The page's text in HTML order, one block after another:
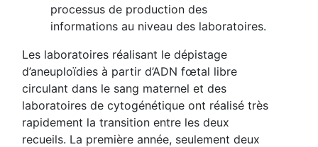
processus de production des
informations au niveau des laboratoires.
Les laboratoires réalisant le dépistage
d’aneuploïdies à partir d’ADN fœtal libre
circulant dans le sang maternel et des
laboratoires de cytogénétique ont réalisé très
rapidement la transition entre les deux
recueils. La première année, seulement deux